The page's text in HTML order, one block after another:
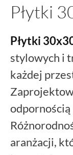
Płytki
Płytki
stylowych i
każdej
odpornością
aranżacji,